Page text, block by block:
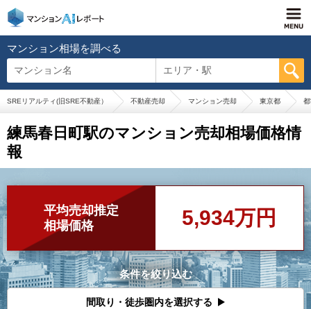
マンション相場を調べる
マンション名 エリア・駅
SREリアルティ(旧SRE不動産） 不動産売却 マンション売却 東京都
練馬春日町駅のマンション売却相場価格情
報
平均売却推定
相場価格
5,934万円
条件を絞り込む
間取り・徒歩圏内を選択する